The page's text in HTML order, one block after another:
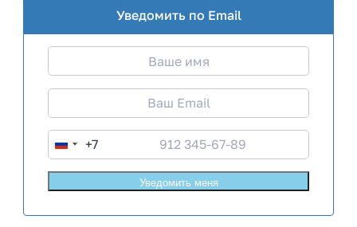
Уведомить по Email
R
u
s
+7